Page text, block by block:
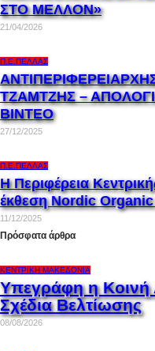
ΣΤΟ ΜΕΛΛΟΝ»
21/04/2026
Π.Ε.ΠΈΛΛΑΣ
ΤΖΑΜΤΖΗΣ –
ΒΙΝΤΕΟ
27/12/2025
Π.Ε.ΠΈΛΛΑΣ
Η Περιφέρεια
έκθεση Nordic
11/12/2025
Πρόσφατα άρθρα
ΚΕΝΤΡΙΚΉ ΜΑΚΕΔΟΝΊΑ
Υπεγράφη η Κοινή
Σχέδια Βελτίωσης
08/08/2026